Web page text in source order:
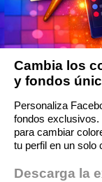
Cambia los
y fondos
Personaliza
fondos exclusivos.
para cambiar
tu perfil en un solo
Descarga la